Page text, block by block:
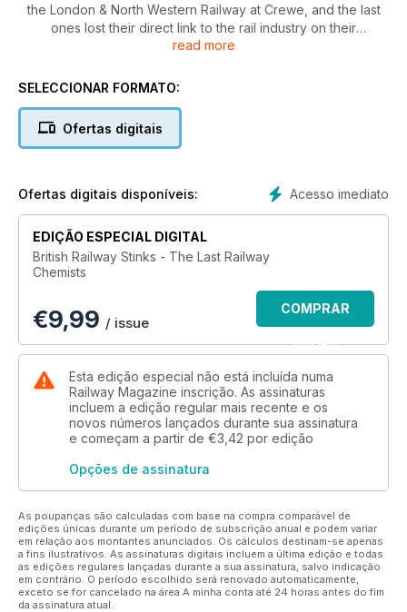
the London & North Western Railway at Crewe, and the last
ones lost their direct link to the rail industry on their
privatisation in 1996.
Whatever their expertise, every railway chemist or 'stink' has
That is precisely the question this book attempts to answer. It
covers many aspects of the work, from a BR chemist going to
passenger train, in service, in a couple of seconds to
chairman of British Rail; from gassing weevils to setting fire to
a canal in Derby.
British Railway Stinks tells the unusual, astonishing and
sometimes downright hilarious story of the railway ‘nuts’ who
decided what exactly the ‘wrong kind of leaves’ were.
read more
SELECCIONAR FORMATO:
Ofertas digitais
Acesso imediato
Ofertas digitais disponíveis:
EDIÇÃO ESPECIAL DIGITAL
British Railway Stinks - The Last Railway
Chemists
€9,99 / issue
COMPRAR
AGORA
Esta edição especial não está incluída numa
Railway Magazine inscrição. As assinaturas
incluem a edição regular mais recente e os
novos números lançados durante sua assinatura
e começam a partir de €3,42 por edição
Opções de assinatura
As poupanças são calculadas com base na compra comparável de
edições únicas durante um período de subscrição anual e podem variar
em relação aos montantes anunciados. Os cálculos destinam-se apenas
a fins ilustrativos. As assinaturas digitais incluem a última edição e todas
as edições regulares lançadas durante a sua assinatura, salvo indicação
em contrário. O período escolhido será renovado automaticamente,
exceto se for cancelado na área A minha conta até 24 horas antes do fim
da assinatura atual.